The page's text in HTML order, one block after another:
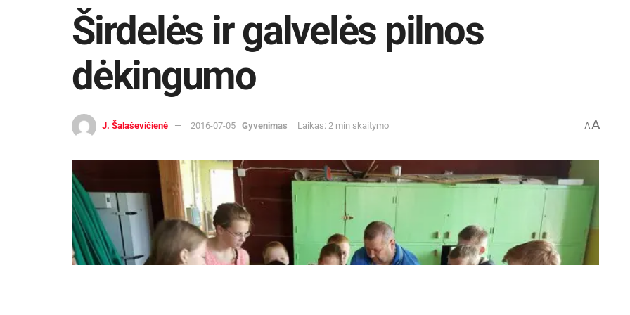
Širdelės ir galvelės pilnos
dėkingumo
J. Šalaševičienė 2016-07-05 Gyvenimas Laikas: 2 min skaitymo AA